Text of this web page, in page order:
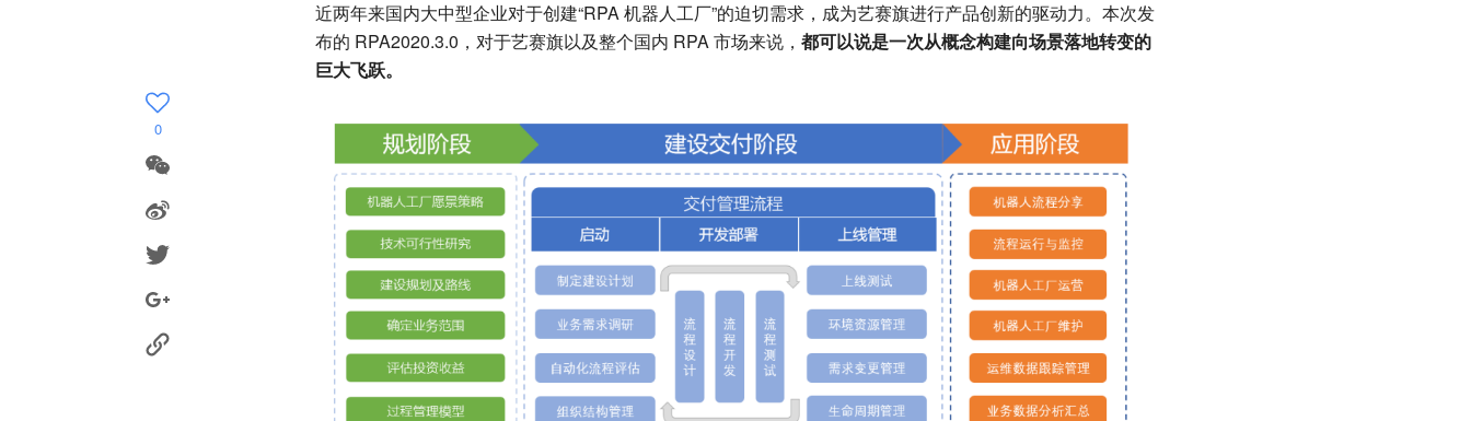
近两年来国内大中型企业对于创建“RPA 机器人工厂”的迫切需求，成为艺赛旗进行产品创新的驱动力。本次发
布的 RPA2020.3.0，对于艺赛旗以及整个国内 RPA 市场来说， 都可以说是一次从概念构建向场景落地转变的
巨大飞跃。
0